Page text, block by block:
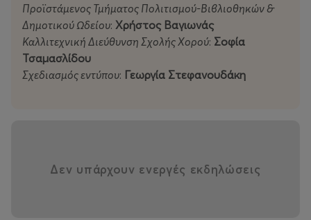
Προϊστάμενος Τμήματος Πολιτισμού-Βιβλιοθηκών &
Δημοτικού Ωδείου: Χρήστος Βαγιωνάς
Καλλιτεχνική Διεύθυνση Σχολής Χορού: Σοφία
Τσαμασλίδου
Σχεδιασμός εντύπου: Γεωργία Στεφανουδάκη
Δεν υπάρχουν ενεργές εκδηλώσεις